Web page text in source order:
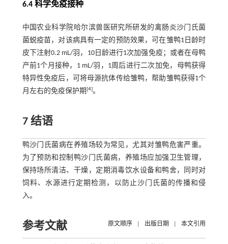
6.4 科学免疫接种
中国农业科学院哈尔滨兽医研究所研发的禽肠炎沙门氏菌
菌蜕疫苗，对该病具有一定的预防效果，可在雏鸭1日龄时
皮下注射0.2 mL/羽，10日龄进行1次加强免疫；或者在母鸭
产前1个月接种，1 mL/羽，1周后进行二次加免，母鸭获得
特异性免疫后，可将母源抗体传给雏鸭，帮助雏鸭获得1个
月左右的免疫保护期 [4]。
7 结语
鸭沙门氏菌病在养殖场较为常见，尤其对雏鸭危害严重。
为了预防和控制鸭沙门氏菌病，养殖场应加强卫生管理，
保持场所清洁、干燥，定期消毒饮水设备和鸭舍，同时对
饲料、水源进行定期检测，以防止沙门氏菌的传播和侵
入。
参考文献 原文顺序 出版日期 本文引用